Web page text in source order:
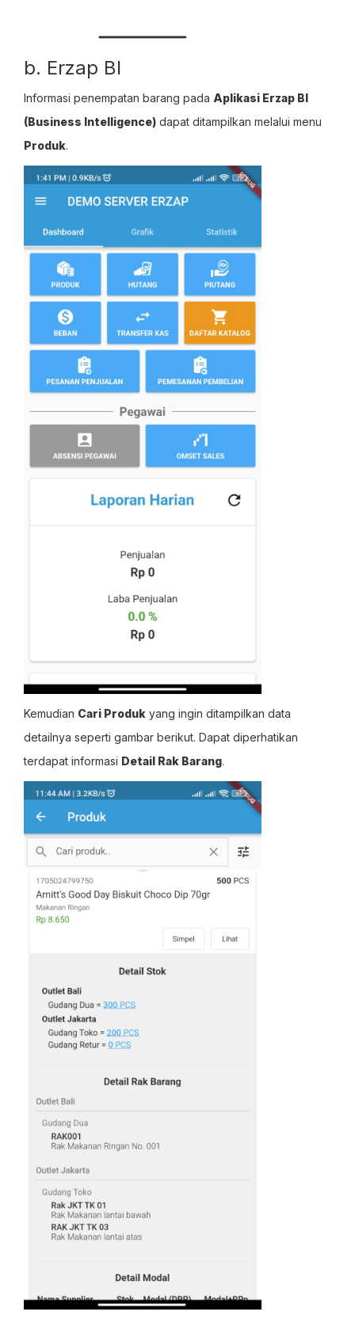
b. Erzap BI
Informasi penempatan barang pada Aplikasi Erzap BI
(Business Intelligence) dapat ditampilkan melalui menu
Produk.
Kemudian Cari Produk yang ingin ditampilkan data
detailnya seperti gambar berikut. Dapat diperhatikan
terdapat informasi Detail Rak Barang.